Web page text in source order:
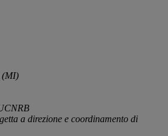
(MI)
a direzione e coordinamento di